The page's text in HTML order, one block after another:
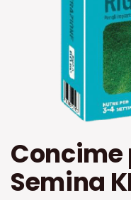
all'inizio
della
galleria
di
Semina